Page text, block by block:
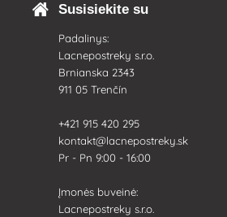
Susisiekite su
Padalinys:
Lacnepostreky s.r.o.
Brnianska 2343
911 05 Trenčín
+421 915 420 295
kontakt@lacnepostreky.sk
Pr - Pn 9:00 - 16:00
Įmonės buveinė:
Lacnepostreky s.r.o.